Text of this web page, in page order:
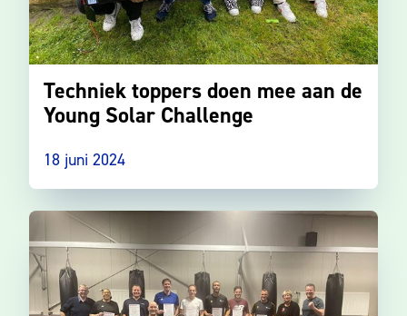
Techniek toppers doen mee aan de
Young Solar Challenge
18 juni 2024